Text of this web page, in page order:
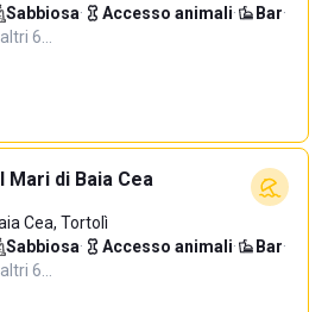
Sabbiosa· Accesso animali· Bar·
6…
Mari di Baia Cea
Cea, Tortolì
Sabbiosa· Accesso animali· Bar·
6…